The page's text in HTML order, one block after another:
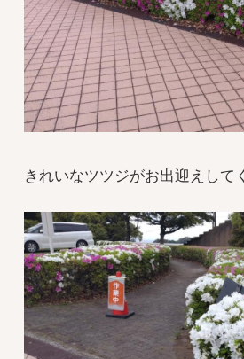
きれいなツツジがお出迎えして